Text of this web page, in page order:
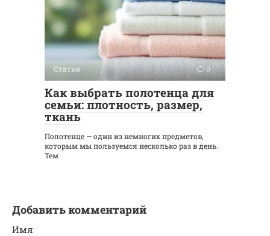
Статьи 0
Как выбрать полотенца для
семьи: плотность, размер,
ткань
Полотенце — один из немногих предметов,
которым мы пользуемся несколько раз в день.
Тем
Добавить комментарий
Имя